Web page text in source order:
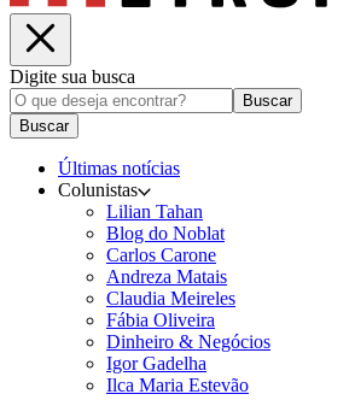
Digite sua busca
Buscar
Buscar
Últimas notícias
Colunistas
Lilian Tahan
Blog do Noblat
Carlos Carone
Andreza Matais
Claudia Meireles
Fábia Oliveira
Dinheiro & Negócios
Igor Gadelha
Ilca Maria Estevão